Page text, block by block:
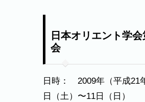
日本オリエント学
会
日時： 2009年（平成21
日（土）〜11日（日）